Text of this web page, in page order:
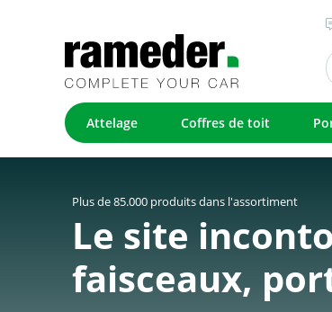
Attelage Coffres de toit
Plus de 85.000 produits dans l'assortiment
Le site
faisceaux,